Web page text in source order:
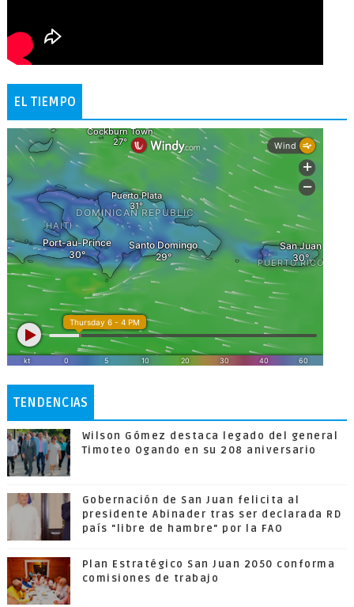
EL TIEMPO
TENDENCIAS
Wilson Gómez destaca legado del general
Timoteo Ogando en su 208 aniversario
Gobernación de San Juan felicita al
presidente Abinader tras ser declarada RD
país "libre de hambre" por la FAO
Plan Estratégico San Juan 2050 conforma
comisiones de trabajo